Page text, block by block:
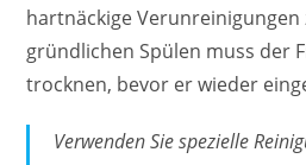
hartnäckige Verunreinigungen
gründlichen Spülen muss der
trocknen, bevor er wieder
Verwenden Sie spezielle